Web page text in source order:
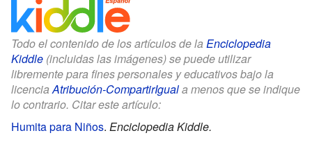
Todo el contenido de los artículos de la Enciclopedia
Kiddle (incluidas las imágenes) se puede utilizar
libremente para fines personales y educativos bajo la
licenciaAtribución-CompartirIguala menos que se indique
lo contrario. Citar este artículo:
Humita para Niños. Enciclopedia Kiddle.